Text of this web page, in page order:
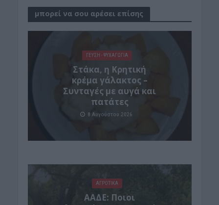
μπορεί να σου αρέσει επίσης
ΓΕΎΣΗ - ΨΥΧΑΓΩΓΊΑ
Στάκα, η Κρητική
κρέμα γάλακτος –
Συνταγές με αυγά και
πατάτες
8 Αυγούστου 2026
ΑΓΡΟΤΙΚΑ
ΑΑΔΕ: Ποιοι